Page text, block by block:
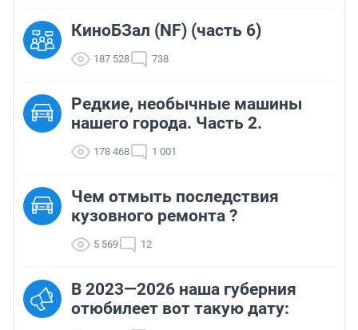
КиноБЗал (NF) (часть 6)
187 528 738
Редкие, необычные машины
нашего города. Часть 2.
178 468 1 001
Чем отмыть последствия
кузовного ремонта ?
5 569 12
В 2023—2026 наша губерния
отюбилеет вот такую дату: